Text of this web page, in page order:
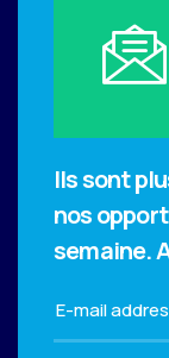
Ils sont
nos
semaine.